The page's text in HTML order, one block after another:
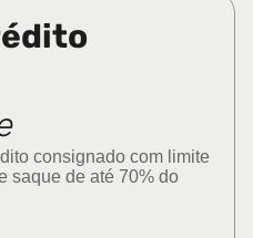
consignado com limite
saque de até 70% do